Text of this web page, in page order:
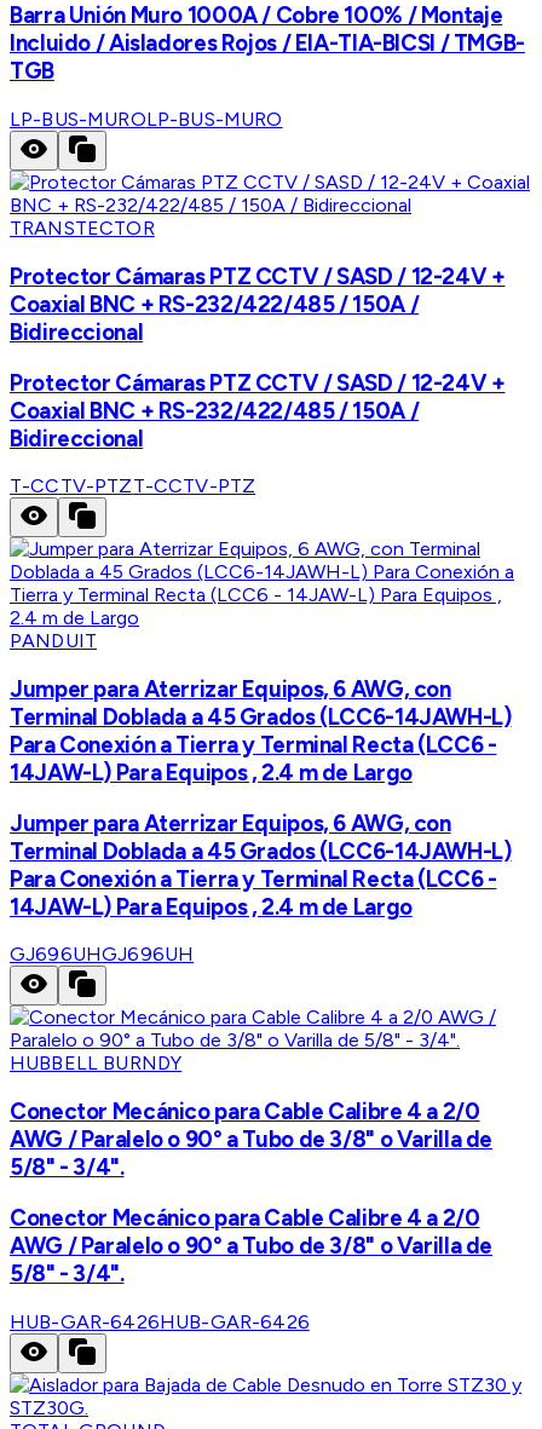
Barra Unión Muro 1000A / Cobre 100% / Montaje
Incluido / Aisladores Rojos / EIA-TIA-BICSI / TMGB-
TGB
LP-BUS-MUROLP-BUS-MURO
TRANSTECTOR
Protector Cámaras PTZ CCTV / SASD / 12-24V +
Coaxial BNC + RS-232/422/485 / 150A /
Bidireccional
Protector Cámaras PTZ CCTV / SASD / 12-24V +
Coaxial BNC + RS-232/422/485 / 150A /
Bidireccional
T-CCTV-PTZT-CCTV-PTZ
PANDUIT
Jumper para Aterrizar Equipos, 6 AWG, con
Terminal Doblada a 45 Grados (LCC6-14JAWH-L)
Para Conexión a Tierra y Terminal Recta (LCC6 -
14JAW-L) Para Equipos , 2.4 m de Largo
Jumper para Aterrizar Equipos, 6 AWG, con
Terminal Doblada a 45 Grados (LCC6-14JAWH-L)
Para Conexión a Tierra y Terminal Recta (LCC6 -
14JAW-L) Para Equipos , 2.4 m de Largo
GJ696UHGJ696UH
HUBBELL BURNDY
Conector Mecánico para Cable Calibre 4 a 2/0
AWG / Paralelo o 90° a Tubo de 3/8" o Varilla de
5/8" - 3/4".
Conector Mecánico para Cable Calibre 4 a 2/0
AWG / Paralelo o 90° a Tubo de 3/8" o Varilla de
5/8" - 3/4".
HUB-GAR-6426HUB-GAR-6426